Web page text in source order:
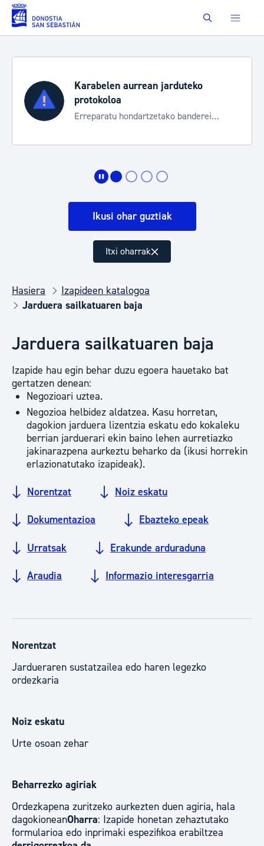
Eduki nagusira joan Buscar
Karabelen aurrean jarduteko
protokoloa
Erreparatu hondartzetako banderei
Ikusi ohar guztiak
Itxi oharrak
Hasiera
Izapideen katalogoa
Jarduera sailkatuaren baja
Jarduera sailkatuaren baja
Izapide hau egin behar duzu egoera hauetako bat
gertatzen denean:
Negozioari uztea.
Negozioa helbidez aldatzea. Kasu horretan,
dagokion jarduera lizentzia eskatu edo kokaleku
berrian jarduerari ekin baino lehen aurretiazko
jakinarazpena aurkeztu beharko da (ikusi horrekin
erlazionatutako izapideak).
Norentzat Noiz eskatu
Dokumentazioa Ebazteko epeak
Urratsak Erakunde arduraduna
Araudia Informazio interesgarria
Norentzat
Jardueraren sustatzailea edo haren legezko
ordezkaria
Noiz eskatu
Urte osoan zehar
Beharrezko agiriak
Ordezkapena zuritzeko aurkezten duen agiria, hala
dagokioneanOharra: Izapide honetan zehaztutako
formularioa edo inprimaki espezifikoa erabiltzea